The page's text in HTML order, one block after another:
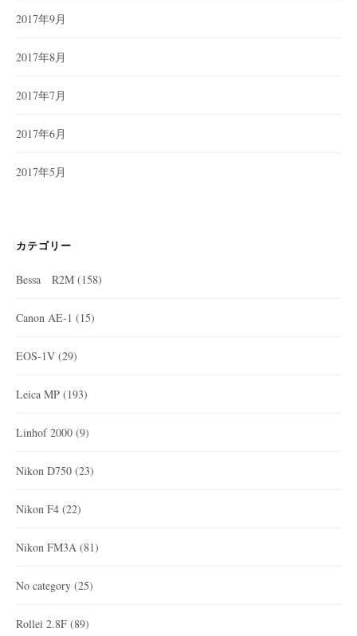
2017年9月
2017年8月
2017年7月
2017年6月
2017年5月
カテゴリー
Bessa R2M (158)
Canon AE-1 (15)
EOS-1V (29)
Leica MP (193)
Linhof 2000 (9)
Nikon D750 (23)
Nikon F4 (22)
Nikon FM3A (81)
No category (25)
Rollei 2.8F (89)